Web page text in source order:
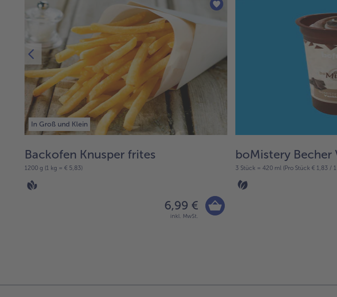
sich
4
der
Liste.
In Groß und Klein
Backofen Knusper frites
1200 g (1 kg = € 5,83)
6,99 €
inkl. MwSt.
boMistery Becher
3 Stück = 420 ml (Pro Stück € 1,83 /